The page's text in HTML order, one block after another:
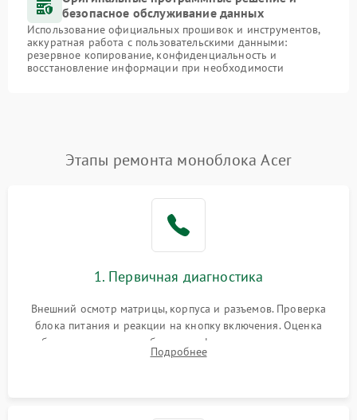
безопасное обслуживание данных
Использование официальных прошивок и инструментов,
аккуратная работа с пользовательскими данными:
резервное копирование, конфиденциальность и
восстановление информации при необходимости
Этапы ремонта моноблока Acer
1. Первичная диагностика
Внешний осмотр матрицы, корпуса и разъемов. Проверка
блока питания и реакции на кнопку включения. Оценка
изображения, звука и работы периферии для сужения круга
возможных неисправностей перед вскрытием.
Подробнее